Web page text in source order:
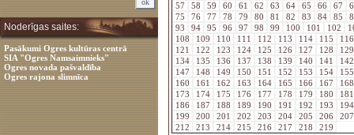
Noderīgas saites:
Pasākumi Ogres kultūras centrā
SIA "Ogres Namsaimnieks"
Ogres novada pašvaldība
Ogres rajona slimnīca
57
58 59 60 61 62 63 64 65 66 67
75
76 77 78 79 80 81 82 83 84 85
93
94 95 96 97 98 99 100 101 102
108
109 110 111 112 113 114 115
121
122 123 124 125 126 127 128
134
135 136 137 138 139 140 141
147
148 149 150 151 152 153 154
160
161 162 163 164 165 166 167
173
174 175 176 177 178 179 180
186
187 188 189 190 191 192 193
199
200 201 202 203 204 205 206
212
213 214 215 216 217 218 219